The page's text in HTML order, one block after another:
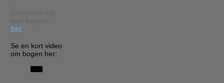
her.
Se en kort video
om bogen her: